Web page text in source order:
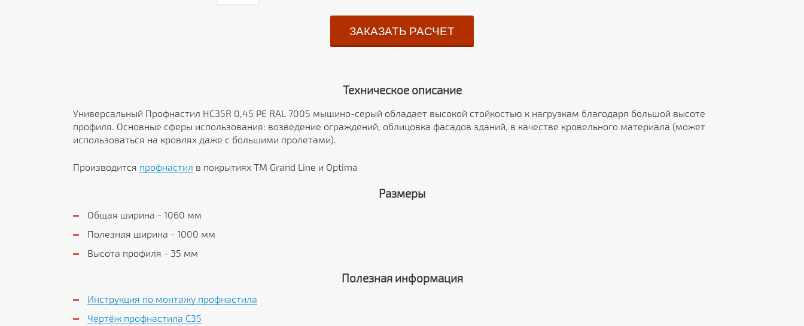
ЗАКАЗАТЬ РАСЧЕТ
Техническое описание
Универсальный Профнастил HC35R 0,45 PE RAL 7005 мышино-серый обладает высокой стойкостью к нагрузкам благодаря большой высоте
профиля. Основные сферы использования: возведение ограждений, облицовка фасадов зданий, в качестве кровельного материала (может
использоваться на кровлях даже с большими пролетами).
Производится профнастил в покрытиях ТМ Grand Line и Optima
Размеры
Общая ширина - 1060 мм
Полезная ширина - 1000 мм
Высота профиля - 35 мм
Полезная информация
Инструкция по монтажу профнастила
Чертёж профнастила C35